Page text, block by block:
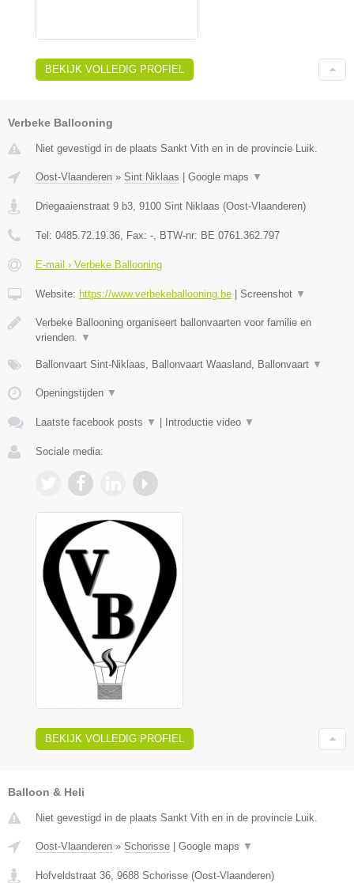
BEKIJK VOLLEDIG PROFIEL
Verbeke Ballooning
Niet gevestigd in de plaats Sankt Vith en in de provincie Luik.
Oost-Vlaanderen » Sint Niklaas | Google maps ▼
Driegaaienstraat 9 b3 9100 Sint Niklaas (Oost-Vlaanderen)
Tel: 0485.72.19.36 , Fax: - , BTW-nr: BE 0761.362.797
E-mail › Verbeke Ballooning
Website: https://www.verbekeballooning.be | Screenshot ▼
Verbeke Ballooning organiseert ballonvaarten voor familie en
vrienden.
▼
Ballonvaart Sint-Niklaas, Ballonvaart Waasland, Ballonvaart ▼
Openingstijden ▼
Laatste facebook posts ▼ | Introductie video ▼
Sociale media:
BEKIJK VOLLEDIG PROFIEL
Balloon & Heli
Niet gevestigd in de plaats Sankt Vith en in de provincie Luik.
Oost-Vlaanderen » Schorisse Google maps ▼
Hofveldstraat 36 9688 Schorisse (Oost-Vlaanderen)